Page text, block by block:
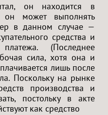
он находится в
он может выполнять
в данном случае —
средства и
(Последнее
сила, хотя она и
лишь после
Поскольку на рынке
производства и
постольку в акте
как средство